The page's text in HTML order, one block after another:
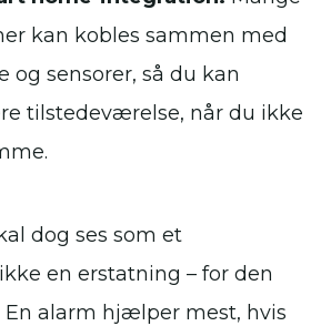
kan kobles sammen med
og sensorer, så du kan
tilstedeværelse, når du ikke
dog ses som et
en erstatning – for den
En alarm hjælper mest, hvis